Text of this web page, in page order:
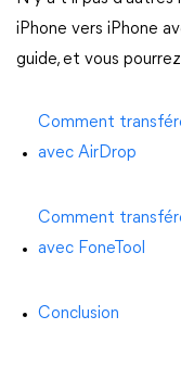
iPhone vers iPhone
guide, et vous
Comment
avec AirDrop
Comment
avec FoneTool
Conclusion